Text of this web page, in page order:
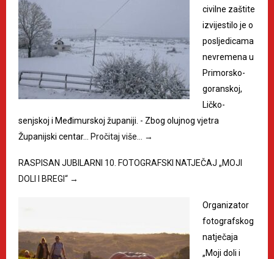
civilne zaštite
izvijestilo je o
posljedicama
nevremena u
Primorsko-
goranskoj,
Ličko-
senjskoj i Međimurskoj županiji. - Zbog olujnog vjetra
Županijski centar…
Pročitaj više… →
RASPISAN JUBILARNI 10. FOTOGRAFSKI NATJEČAJ „MOJI
DOLI I BREGI“ →
Organizator
fotografskog
natječaja
„Moji doli i